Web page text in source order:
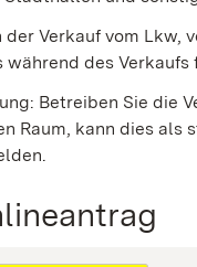
der Verkauf vom Lkw,
während des
Betreiben Sie die
Raum, kann dies als